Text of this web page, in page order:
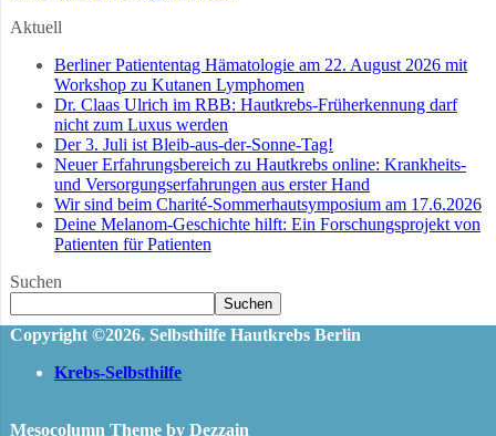
Aktuell
Berliner Patiententag Hämatologie am 22. August 2026 mit
Workshop zu Kutanen Lymphomen
Dr. Claas Ulrich im RBB: Hautkrebs-Früherkennung darf
nicht zum Luxus werden
Der 3. Juli ist Bleib-aus-der-Sonne-Tag!
Neuer Erfahrungsbereich zu Hautkrebs online: Krankheits-
und Versorgungserfahrungen aus erster Hand
Wir sind beim Charité-Sommerhautsymposium am 17.6.2026
Deine Melanom-Geschichte hilft: Ein Forschungsprojekt von
Patienten für Patienten
Suchen
Suchen
Copyright ©2026. Selbsthilfe Hautkrebs Berlin
Krebs-Selbsthilfe
Mesocolumn Theme by Dezzain